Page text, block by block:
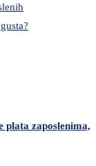
plata zaposlenima,